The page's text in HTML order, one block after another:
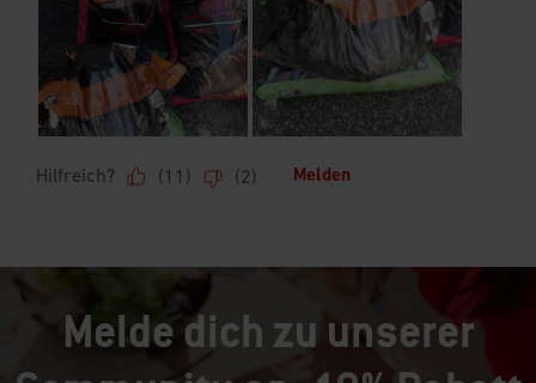
Melde dich zu unserer